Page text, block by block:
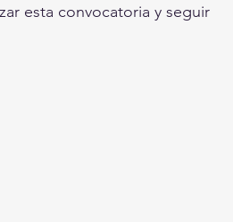
esta convocatoria y seguir